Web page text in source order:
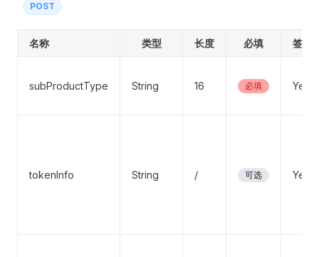
POST
名称 类型 长度 必填 签名
subProductType String 16 必填 Yes
tokenInfo String / 可选 Yes